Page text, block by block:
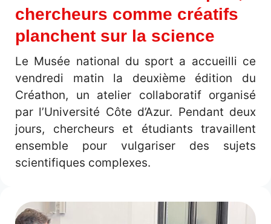
chercheurs comme créatifs
planchent sur la science
Le Musée national du sport a accueilli ce
vendredi matin la deuxième édition du
Créathon, un atelier collaboratif organisé
par l’Université Côte d’Azur. Pendant deux
jours, chercheurs et étudiants travaillent
ensemble pour vulgariser des sujets
scientifiques complexes.